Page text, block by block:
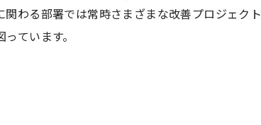
わる部署では常時さまざまな改善プロジェクト
ています。